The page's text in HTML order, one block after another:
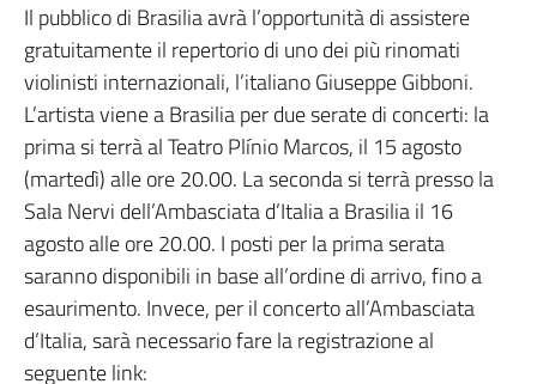
Il pubblico di Brasilia avrà l’opportunità di assistere
gratuitamente il repertorio di uno dei più rinomati
violinisti internazionali, l’italiano Giuseppe Gibboni.
L’artista viene a Brasilia per due serate di concerti: la
prima si terrà al Teatro Plínio Marcos, il 15 agosto
(martedì) alle ore 20.00. La seconda si terrà presso la
Sala Nervi dell’Ambasciata d’Italia a Brasilia il 16
agosto alle ore 20.00. I posti per la prima serata
saranno disponibili in base all’ordine di arrivo, fino a
esaurimento. Invece, per il concerto all’Ambasciata
d’Italia, sarà necessario fare la registrazione al
seguente link: